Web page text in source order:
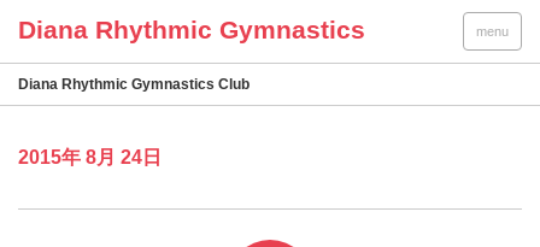
menu
Diana Rhythmic Gymnastics Club
2015年 8月 24日